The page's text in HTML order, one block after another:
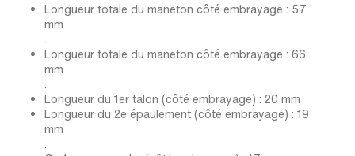
Longueur totale du maneton côté embrayage : 57
mm
.
Longueur totale du maneton côté embrayage : 66
mm
.
Longueur du 1er talon (côté embrayage) : 20 mm
Longueur du 2e épaulement (côté embrayage) : 19
mm
.